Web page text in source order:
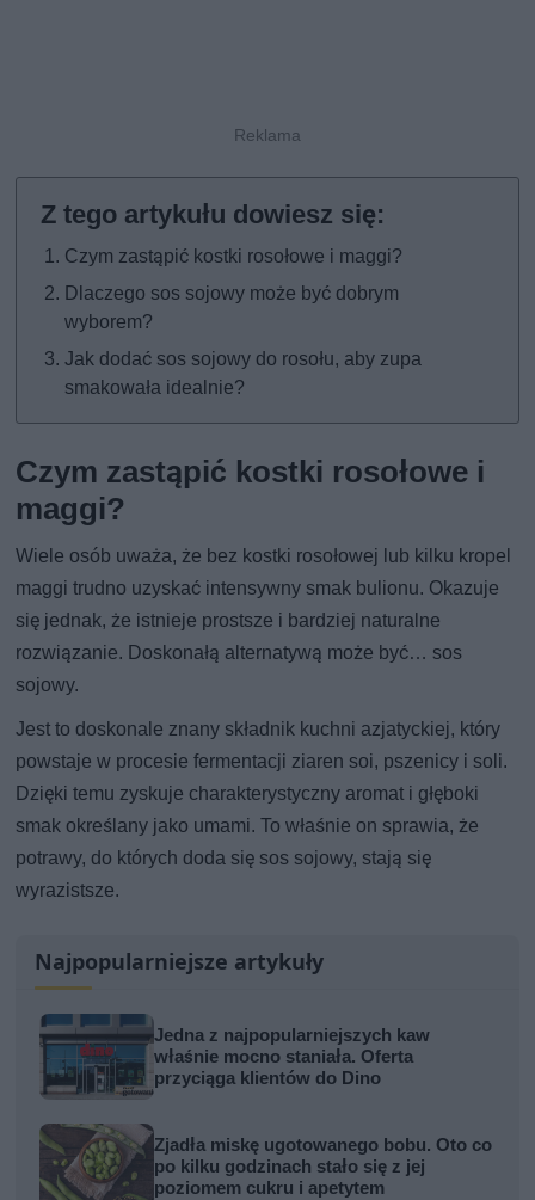
Czym zastąpić kostki rosołowe i maggi?
Dlaczego sos sojowy może być dobrym
wyborem?
Jak dodać sos sojowy do rosołu, aby zupa
smakowała idealnie?
Czym zastąpić kostki rosołowe i
maggi?
Wiele osób uważa, że bez kostki rosołowej lub kilku kropel
maggi trudno uzyskać intensywny smak bulionu. Okazuje
się jednak, że istnieje prostsze i bardziej naturalne
rozwiązanie. Doskonałą alternatywą może być… sos
sojowy.
Jest to doskonale znany składnik kuchni azjatyckiej, który
powstaje w procesie fermentacji ziaren soi, pszenicy i soli.
Dzięki temu zyskuje charakterystyczny aromat i głęboki
smak określany jako umami. To właśnie on sprawia, że
potrawy, do których doda się sos sojowy, stają się
wyrazistsze.
Najpopularniejsze artykuły
Jedna z najpopularniejszych kaw
właśnie mocno staniała. Oferta
przyciąga klientów do Dino
Zjadła miskę ugotowanego bobu. Oto co
po kilku godzinach stało się z jej
poziomem cukru i apetytem